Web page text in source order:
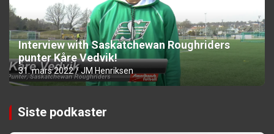
Interview with Saskatchewan Roughriders
punter Kåre Vedvik!
31. mars 2022 JM Henriksen
Siste podkaster